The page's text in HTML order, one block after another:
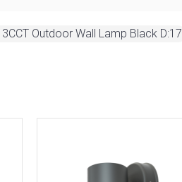
Outdoor Wall Lamp Black D:17